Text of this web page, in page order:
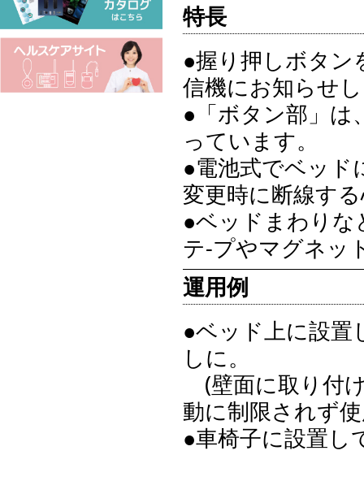
特長
●握り押しボタン
信機にお知らせ
●「ボタン部」は
っています。
●電池式でベッド
変更時に断線す
●ベッドまわりな
テ-プやマグネッ
運用例
●ベッド上に設置
しに。
(壁面に取り付
動に制限されず
●車椅子に設置し